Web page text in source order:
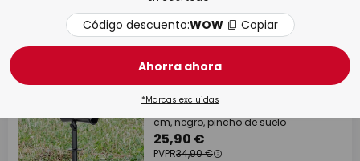
En stock
PVPR -25%
cm, negro, pincho de suelo
25,90 €
PVPR34,90 €
Código descuento:WOW Copiar
Ahorra ahora
*Marcas excluidas